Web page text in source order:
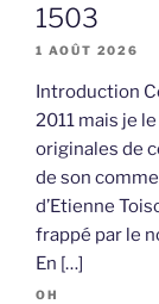
1503
1 AOÛT 2026
Introduction
2011 mais je
originales de
de son
d’Etienne
frappé par le
En […]
OH